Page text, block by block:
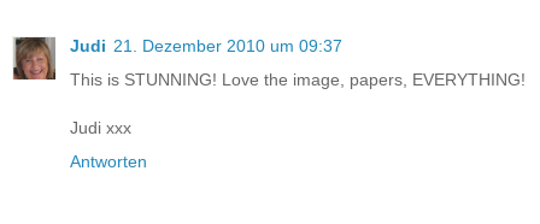
Judi 21. Dezember 2010 um 09:37
This is STUNNING! Love the image, papers, EVERYTHING!
Judi xxx
Antworten